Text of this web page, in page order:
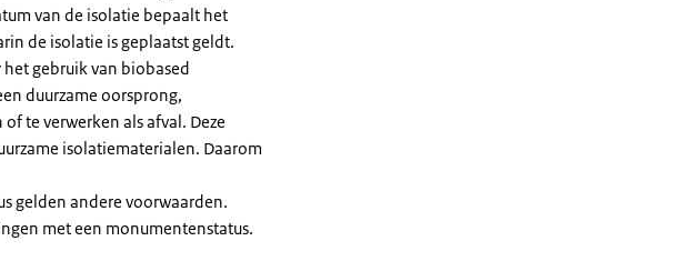
van de isolatie bepaalt het
de isolatie is geplaatst geldt.
gebruik van biobased
duurzame oorsprong,
te verwerken als afval. Deze
isolatiematerialen. Daarom
gelden andere voorwaarden.
met een monumentenstatus.